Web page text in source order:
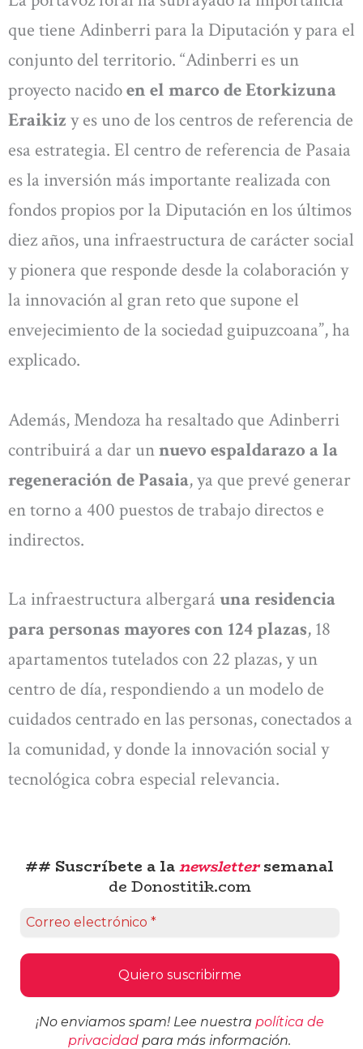
que tiene Adinberri para la Diputación y para el
conjunto del territorio. “Adinberri es un
proyecto nacidoen el marco de Etorkizuna
Eraikiz y es uno de los centros de referencia de
esa estrategia. El centro de referencia de Pasaia
es la inversión más importante realizada con
fondos propios por la Diputación en los últimos
diez años, una infraestructura de carácter social
y pionera que responde desde la colaboración y
la innovación al gran reto que supone el
envejecimiento de la sociedad guipuzcoana”, ha
explicado.
Además, Mendoza ha resaltado que Adinberri
contribuirá a dar unnuevo espaldarazo a la
regeneración de Pasaia, ya que prevé generar
en torno a 400 puestos de trabajo directos e
indirectos.
La infraestructura albergará una residencia
para personas mayores con 124 plazas, 18
apartamentos tutelados con 22 plazas, y un
centro de día, respondiendo a un modelo de
cuidados centrado en las personas, conectados a
la comunidad, y donde la innovación social y
tecnológica cobra especial relevancia.
## Suscríbete a lanewslettersemanal
de Donostitik.com
¡No enviamos spam! Lee nuestra política de
privacidad para más información.